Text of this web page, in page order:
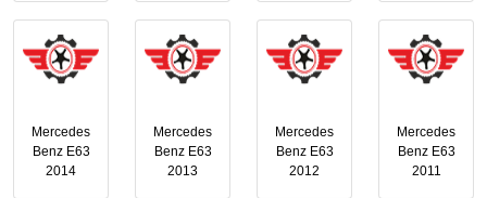
Mercedes
Benz E63
2011
Mercedes
Benz E63
2012
Mercedes
Benz E63
2013
Mercedes
Benz E63
2014